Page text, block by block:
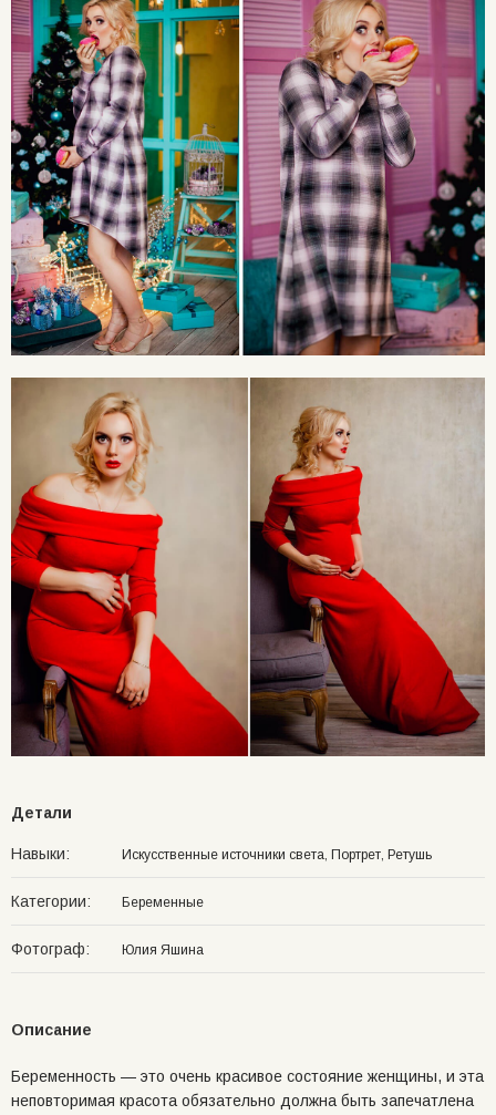
Детали
Навыки: Искусственные источники света, Портрет, Ретушь
Категории: Беременные
Фотограф: Юлия Яшина
Описание
Беременность — это очень красивое состояние женщины, и эта
неповторимая красота обязательно должна быть запечатлена